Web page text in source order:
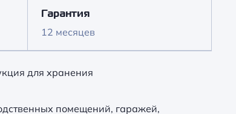
Гарантия
12 месяцев
для хранения
помещений, гаражей,